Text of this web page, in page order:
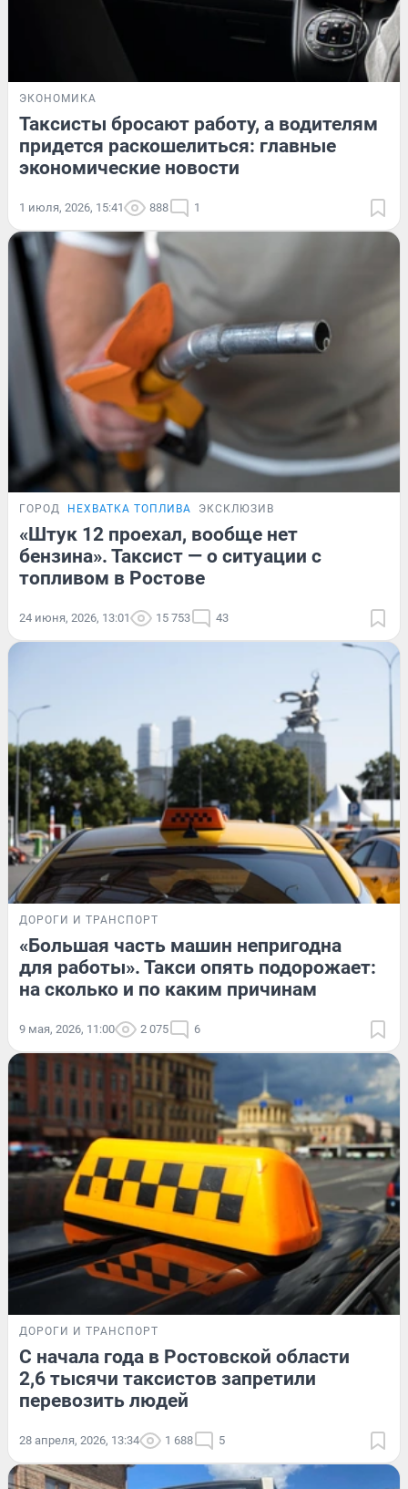
ЭКОНОМИКА
Таксисты бросают работу, а водителям
придется раскошелиться: главные
экономические новости
1 июля, 2026, 15:41 888 1
ГОРОД НЕХВАТКА ТОПЛИВА ЭКСКЛЮЗИВ
«Штук 12 проехал, вообще нет
бензина». Таксист — о ситуации с
топливом в Ростове
24 июня, 2026, 13:01 15 753 43
ДОРОГИ И ТРАНСПОРТ
«Большая часть машин непригодна
для работы». Такси опять подорожает:
на сколько и по каким причинам
9 мая, 2026, 11:00 2 075 6
ДОРОГИ И ТРАНСПОРТ
С начала года в Ростовской области
2,6 тысячи таксистов запретили
перевозить людей
28 апреля, 2026, 13:34 1 688 5